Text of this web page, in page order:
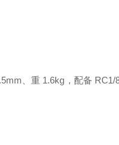
、重 1.6kg，配备 RC1/